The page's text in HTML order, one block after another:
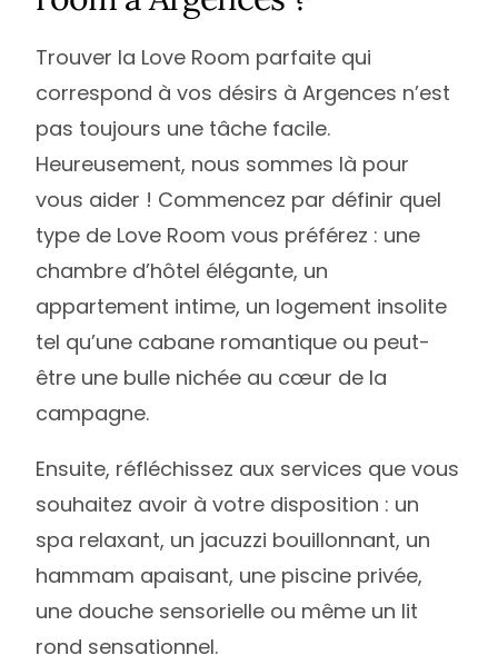
Trouver la Love Room parfaite qui
correspond à vos désirs à Argences n’est
pas toujours une tâche facile.
Heureusement, nous sommes là pour
vous aider ! Commencez par définir quel
type de Love Room vous préférez : une
chambre d’hôtel élégante, un
appartement intime, un logement insolite
tel qu’une cabane romantique ou peut-
être une bulle nichée au cœur de la
campagne.
Ensuite, réfléchissez aux services que vous
souhaitez avoir à votre disposition : un
spa relaxant, un jacuzzi bouillonnant, un
hammam apaisant, une piscine privée,
une douche sensorielle ou même un lit
rond sensationnel.